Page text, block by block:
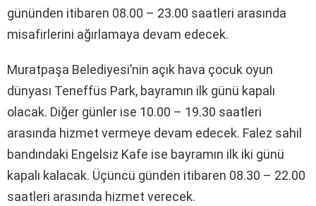
gününden itibaren 08.00 – 23.00 saatleri arasında
misafirlerini ağırlamaya devam edecek.
Muratpaşa Belediyesi’nin açık hava çocuk oyun
dünyası Teneffüs Park, bayramın ilk günü kapalı
olacak. Diğer günler ise 10.00 – 19.30 saatleri
arasında hizmet vermeye devam edecek. Falez sahil
bandındaki Engelsiz Kafe ise bayramın ilk iki günü
kapalı kalacak. Üçüncü günden itibaren 08.30 – 22.00
saatleri arasında hizmet verecek.